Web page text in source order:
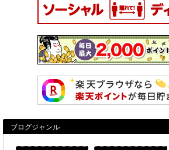
ブログジャンル